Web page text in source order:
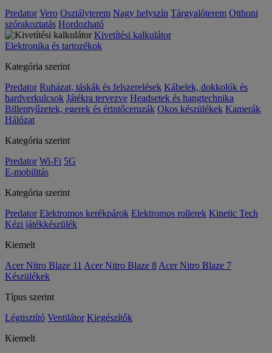
Predator Vero Osztályterem Nagy helyszín Tárgyalóterem Otthoni
szórakoztatás Hordozható
Kivetítési kalkulátor
Elektronika és tartozékok
Kategória szerint
Predator Ruházat, táskák és felszerelések Kábelek, dokkolók és
hardverkulcsok Játékra tervezve Headsetek és hangtechnika
Billentyűzetek, egerek és érintőceruzák Okos készülékek Kamerák
Hálózat
Kategória szerint
Predator Wi-Fi 5G
E-mobilitás
Kategória szerint
Predator Elektromos kerékpárok Elektromos rollerek Kinetic Tech
Kézi játékkészülék
Kiemelt
Acer Nitro Blaze 11 Acer Nitro Blaze 8 Acer Nitro Blaze 7
Készülékek
Típus szerint
Légtisztító Ventilátor Kiegészítők
Kiemelt